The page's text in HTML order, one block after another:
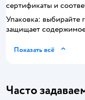
сертификаты и
Упаковка: выбирайте
защищает
Показать всё
Часто